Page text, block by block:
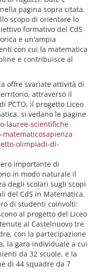
pagina sopra citata.
scopo di orientare lo
formativo del CdS
e un'ampia
con cui la matematica
e contribuisce al
offre svariate attività di
attraverso il
PCTO, il progetto Liceo
si vedano le pagine
lauree-scientifiche
olimpiadi-di-
importante di
in modo naturale il
degli scolari sugli scopi
del CdS in Matematica.
di studenti coinvolti:
al progetto del Liceo
al Castelnuovo tre
con la partecipazione
la gara individuale a cui
da 32 scuole, e la
di 44 squadre da 7